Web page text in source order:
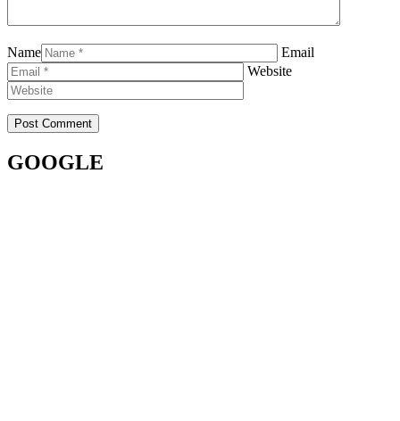
Name
Email
Website
GOOGLE